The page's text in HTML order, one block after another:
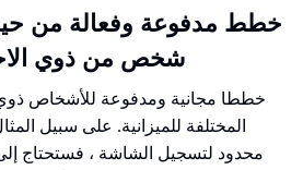
شخص من ذوي
المختلفة للميزانية. على سبيل